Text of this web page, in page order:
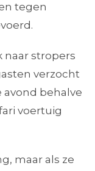
tegen
naar stropers
verzocht
behalve
voertuig
maar als ze